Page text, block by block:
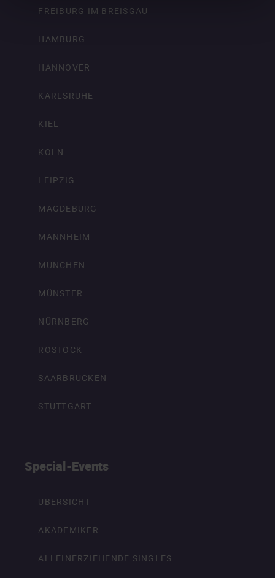
FREIBURG IM BREISGAU
HAMBURG
HANNOVER
KARLSRUHE
KIEL
KÖLN
LEIPZIG
MAGDEBURG
MANNHEIM
MÜNCHEN
MÜNSTER
NÜRNBERG
ROSTOCK
SAARBRÜCKEN
STUTTGART
Special-Events
ÜBERSICHT
AKADEMIKER
ALLEINERZIEHENDE SINGLES